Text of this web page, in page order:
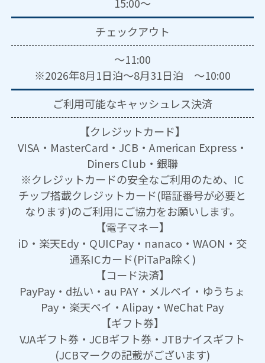
チェックアウト
～11:00
※2026年8月1日泊～8月31日泊 ～10:00
ご利用可能なキャッシュレス決済
【クレジットカード】
VISA・MasterCard・JCB・American Express・
Diners Club・銀聯
※クレジットカードの安全なご利用のため、IC
チップ搭載クレジットカード(暗証番号が必要と
なります)のご利用にご協力をお願いします。
【電子マネー】
iD・楽天Edy・QUICPay・nanaco・WAON・交
通系ICカード(PiTaPa除く)
【コード決済】
PayPay・d払い・au PAY・メルペイ・ゆうちょ
Pay・楽天ペイ・Alipay・WeChat Pay
【ギフト券】
VJAギフト券・JCBギフト券・JTBナイスギフト
(JCBマークの記載がございます)